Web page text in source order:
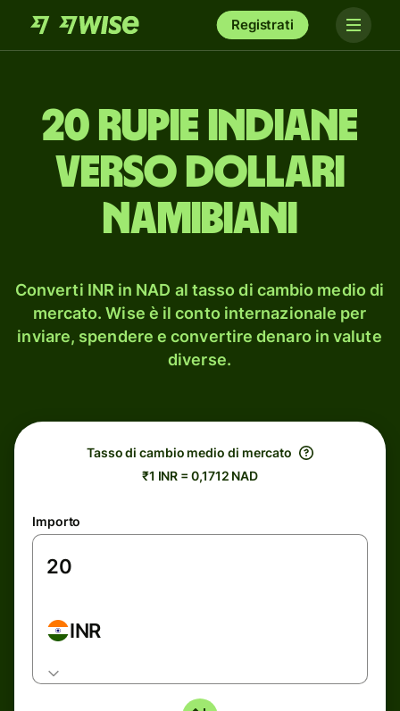
Registrati
20 rupie indiane
verso dollari
namibiani
Converti INR in NAD al tasso di cambio medio di
mercato. Wise è il conto internazionale per
inviare, spendere e convertire denaro in valute
diverse.
Tasso di cambio medio di mercato
₹1 INR = 0,1712 NAD
Importo
INR